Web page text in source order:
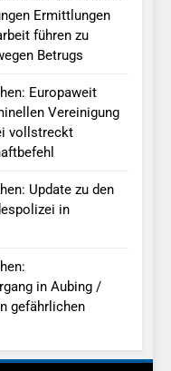
Ermittlungen
führen zu
Betrugs
Europaweit
Vereinigung
vollstreckt
Update zu den
in
in Aubing /
gefährlichen